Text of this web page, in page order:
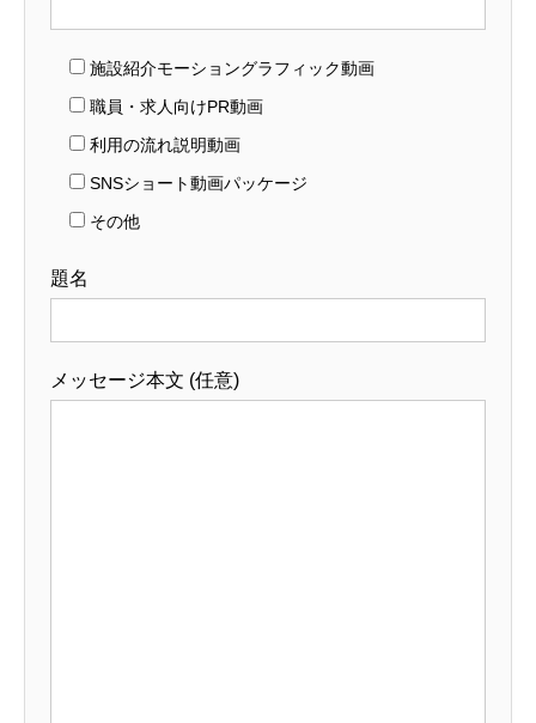
施設紹介モーショングラフィック動画
職員・求人向けPR動画
利用の流れ説明動画
SNSショート動画パッケージ
その他
題名
メッセージ本文 (任意)